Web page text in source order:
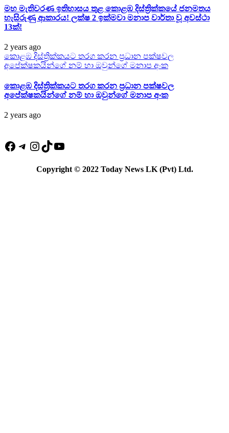
මහ මැතිවරණ ඉතිහාසය තුළ කොළඹ දිස්ත්‍රික්කයේ ජනමතය
හැසිරුණු ආකාරය! ලක්ෂ 2 ඉක්මවා මනාප වාර්තා වූ අවස්ථා
13ක්!
2 years ago
කොළඹ දිස්ත්‍රික්කයට තරග කරන ප්‍රධාන පක්ෂවල
අපේක්ෂකයින්ගේ නම් හා ඔවුන්ගේ මනාප අංක
කොළඹ දිස්ත්‍රික්කයට තරග කරන ප්‍රධාන පක්ෂවල
අපේක්ෂකයින්ගේ නම් හා ඔවුන්ගේ මනාප අංක
2 years ago
Facebook
Telegram
Instagram
TikTok
YouTube
Copyright © 2022 Today News LK (Pvt) Ltd.